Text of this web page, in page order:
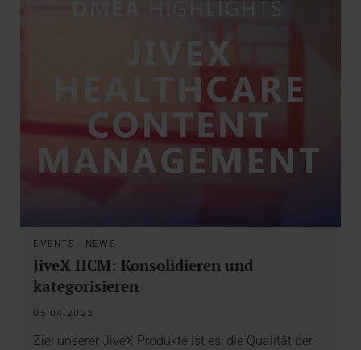
EVENTS · NEWS
JiveX HCM: Konsolidieren und
kategorisieren
05.04.2022
Ziel unserer JiveX Produkte ist es, die Qualität der